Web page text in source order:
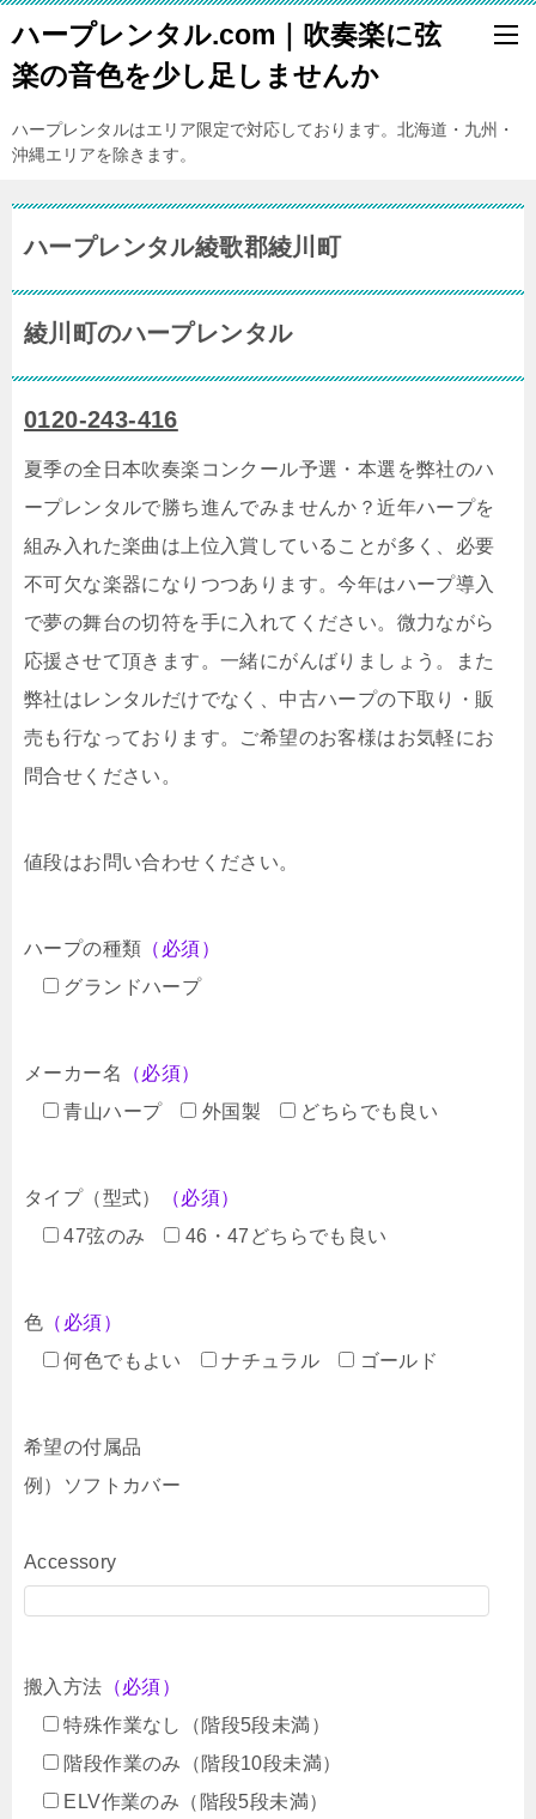
ハープレンタル.com｜吹奏楽に弦
楽の音色を少し足しませんか
ハープレンタルはエリア限定で対応しております。北海道・九州・
沖縄エリアを除きます。
ハープレンタル綾歌郡綾川町
綾川町のハープレンタル
0120-243-416
夏季の全日本吹奏楽コンクール予選・本選を弊社のハ
ープレンタルで勝ち進んでみませんか？近年ハープを
組み入れた楽曲は上位入賞していることが多く、必要
不可欠な楽器になりつつあります。今年はハープ導入
で夢の舞台の切符を手に入れてください。微力ながら
応援させて頂きます。一緒にがんばりましょう。また
弊社はレンタルだけでなく、中古ハープの下取り・販
売も行なっております。ご希望のお客様はお気軽にお
問合せください。
値段はお問い合わせください。
ハープの種類 （必須）
グランドハープ
メーカー名
（必須）
青山ハープ
外国製 どちらでも良い
タイプ（型式）
（必須）
47弦のみ
46・47どちらでも良い
色 （必須）
何色でもよい
ナチュラル ゴールド
希望の付属品
例）ソフトカバー
Accessory
搬入方法 （必須）
特殊作業なし（階段5段未満）
階段作業のみ（階段10段未満）
ELV作業のみ（階段5段未満）